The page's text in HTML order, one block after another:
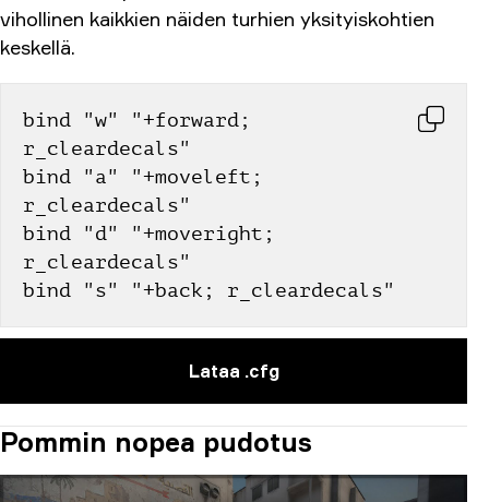
vihollinen kaikkien näiden turhien yksityiskohtien
keskellä.
bind "w" "+forward;
r_cleardecals"
bind "a" "+moveleft;
r_cleardecals"
bind "d" "+moveright;
r_cleardecals"
bind "s" "+back; r_cleardecals"
Lataa .cfg
Pommin nopea pudotus